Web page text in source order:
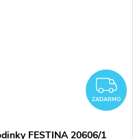
ZADARMO
FESTINA 20606/1